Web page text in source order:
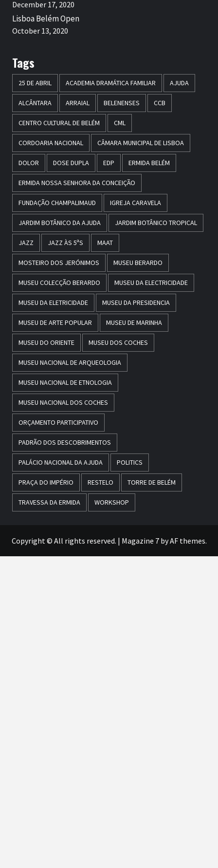
December 17, 2020
Lisboa Belém Open
October 13, 2020
Tags
25 DE ABRIL ACADEMIA DRAMÁTICA FAMILIAR AJUDA
ALCÂNTARA ARRAIAL BELENENSES CCB
CENTRO CULTURAL DE BELÉM CML
CORDOARIA NACIONAL CÂMARA MUNICIPAL DE LISBOA
DOLOR DOSE DUPLA EDP ERMIDA BELÉM
ERMIDA NOSSA SENHORA DA CONCEIÇÃO
FUNDAÇÃO CHAMPALIMAUD IGREJA CARAVELA
JARDIM BOTÂNICO DA AJUDA JARDIM BOTÂNICO TROPICAL
JAZZ JAZZ ÀS 5ªS MAAT
MOSTEIRO DOS JERÓNIMOS MUSEU BERARDO
MUSEU COLECÇÃO BERARDO MUSEU DA ELECTRICIDADE
MUSEU DA ELETRICIDADE MUSEU DA PRESIDENCIA
MUSEU DE ARTE POPULAR MUSEU DE MARINHA
MUSEU DO ORIENTE MUSEU DOS COCHES
MUSEU NACIONAL DE ARQUEOLOGIA
MUSEU NACIONAL DE ETNOLOGIA
MUSEU NACIONAL DOS COCHES
ORÇAMENTO PARTICIPATIVO
PADRÃO DOS DESCOBRIMENTOS
PALÁCIO NACIONAL DA AJUDA POLITICS
PRAÇA DO IMPÉRIO RESTELO TORRE DE BELÉM
TRAVESSA DA ERMIDA WORKSHOP
Copyright © All rights reserved. | Magazine 7by AF themes.